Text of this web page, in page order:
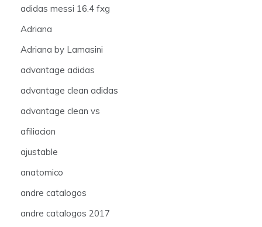
adidas messi 16.4 fxg
Adriana
Adriana by Lamasini
advantage adidas
advantage clean adidas
advantage clean vs
afiliacion
ajustable
anatomico
andre catalogos
andre catalogos 2017